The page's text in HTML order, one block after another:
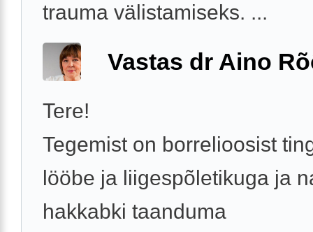
trauma välistamiseks. ...
Vastas dr Aino
Tere!
Tegemist on borrelioosist
lööbe ja liigespõletikuga ja
hakkabki taanduma